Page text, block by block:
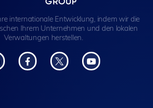
internationale Entwicklung, indem wir die
Ihrem Unternehmen und den lokalen
Verwaltungen herstellen.